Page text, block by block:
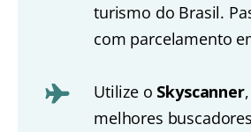
turismo do Brasil.
com parcelamento
Utilize o Skyscanner
melhores